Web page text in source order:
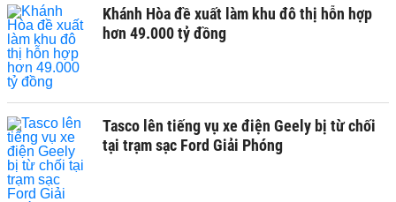
Khánh Hòa đề xuất làm khu đô thị hỗn hợp
hơn 49.000 tỷ đồng
Tasco lên tiếng vụ xe điện Geely bị từ chối
tại trạm sạc Ford Giải Phóng